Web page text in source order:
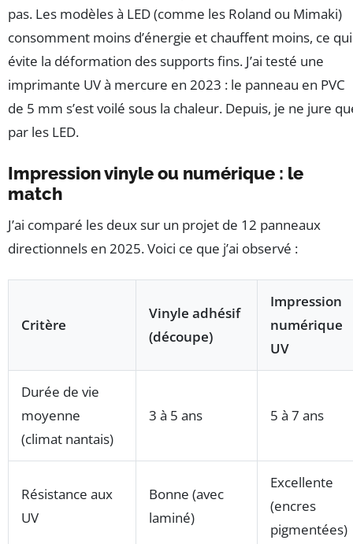
pas. Les modèles à LED (comme les Roland ou Mimaki)
consomment moins d’énergie et chauffent moins, ce qui
évite la déformation des supports fins. J’ai testé une
imprimante UV à mercure en 2023 : le panneau en PVC
de 5 mm s’est voilé sous la chaleur. Depuis, je ne jure
par les LED.
Impression vinyle ou numérique : le
match
J’ai comparé les deux sur un projet de 12 panneaux
directionnels en 2025. Voici ce que j’ai observé :
Critère
Vinyle adhésif
(découpe)
Impression
numérique
UV
Durée de vie
moyenne
(climat nantais)
3 à 5 ans 5 à 7 ans
Résistance aux
UV
Bonne (avec
laminé)
Excellente
(encres
pigmentées)